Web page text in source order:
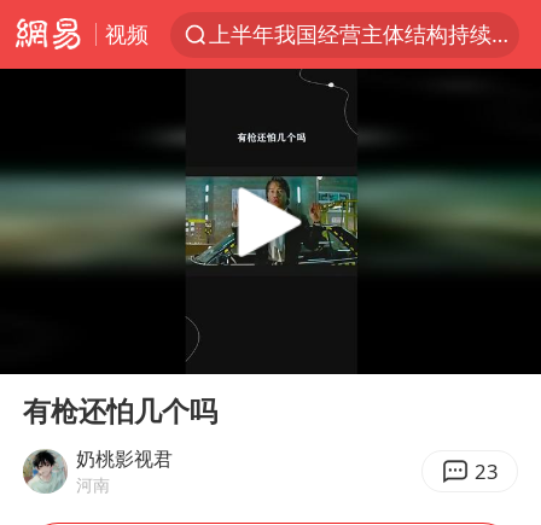
视频
上半年我国经营主体结构持续优化
《披荆斩棘2026》阵容官宣
白海豚北上或致京津冀暴雨
国足U17与阿森纳决赛取消 并列冠军
上海有出现龙卷潜势
Play
有枪还怕几个吗
奶桃影视君
河南 23